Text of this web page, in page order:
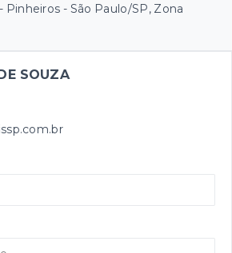
Pinheiros - São Paulo/SP, Zona
SOUZA